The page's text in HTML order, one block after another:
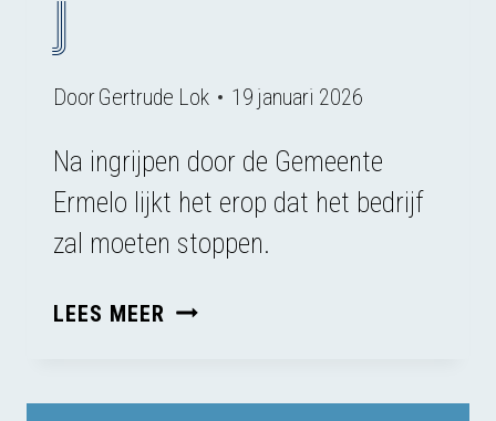
j
DoorGertrude Lok 19 januari 2026
Na ingrijpen door de Gemeente
Ermelo lijkt het erop dat het bedrijf
zal moeten stoppen.
LEES MEER HET
DE